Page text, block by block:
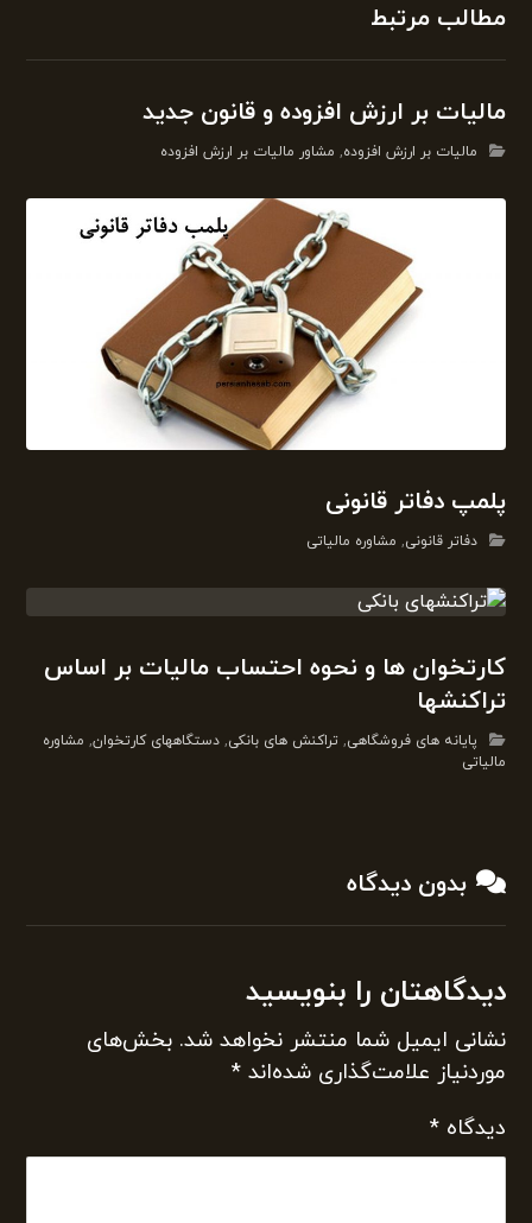
مطالب مرتبط
مالیات بر ارزش افزوده و قانون جدید
مالیات بر ارزش افزوده, مشاور مالیات بر ارزش افزوده
پلمپ دفاتر قانونی
دفاتر قانونی, مشاوره مالیاتی
کارتخوان ها و نحوه احتساب مالیات بر اساس
تراکنشها
پایانه های فروشگاهی,تراکنش های بانکی,دستگاههای کارتخوان, مشاوره
مالیاتی
بدون دیدگاه
دیدگاهتان را بنویسید
نشانی ایمیل شما منتشر نخواهد شد. بخش‌های
موردنیاز علامت‌گذاری شده‌اند*
دیدگاه*